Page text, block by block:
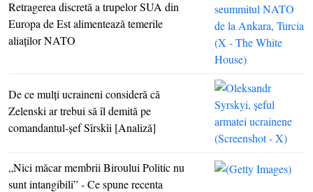
Retragerea discretă a trupelor SUA din
Europa de Est alimentează temerile
aliaţilor NATO
De ce mulţi ucraineni consideră că
Zelenski ar trebui să îl demită pe
comandantul-şef Sîrskîi [Analiză]
„Nici măcar membrii Biroului Politic nu
sunt intangibili” - Ce spune recenta